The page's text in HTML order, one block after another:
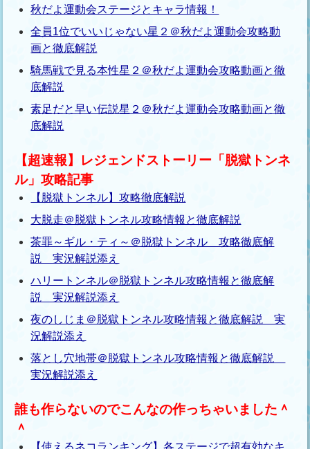
秋だよ運動会ステージとキャラ情報！
全員1位でいいじゃない星２＠秋だよ運動会攻略動
画と徹底解説
騎馬戦で見る本性星２＠秋だよ運動会攻略動画と徹
底解説
素足だと早い伝説星２＠秋だよ運動会攻略動画と徹
底解説
【超速報】レジェンドストーリー「脱獄トンネ
ル」攻略記事
【脱獄トンネル】攻略徹底解説
大脱走＠脱獄トンネル攻略情報と徹底解説
茶罪～ギル・ティ～＠脱獄トンネル 攻略徹底解
説 実況解説添え
ハリートンネル＠脱獄トンネル攻略情報と徹底解
説 実況解説添え
夜のしじま＠脱獄トンネル攻略情報と徹底解説 実
況解説添え
落とし穴地帯＠脱獄トンネル攻略情報と徹底解説
実況解説添え
誰も作らないのでこんなの作っちゃいました＾
＾